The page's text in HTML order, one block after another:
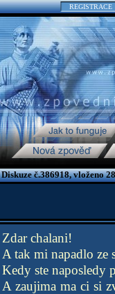
REGISTRACE
Diskuze č.386918, vloženo
Zdar chalani!
A tak mi napadlo ze
Kedy ste naposledy
A zaujima ma ci si